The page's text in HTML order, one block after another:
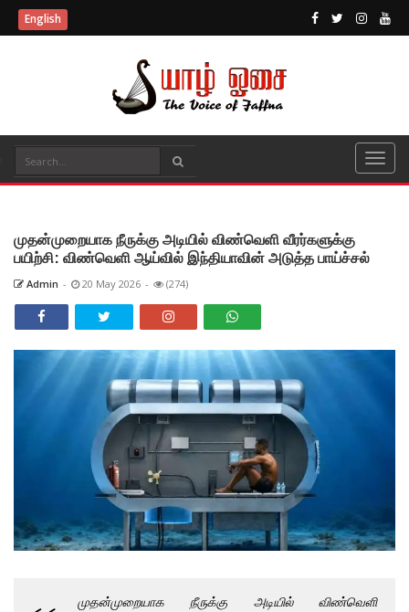
English
முதன்முறையாக நீருக்கு அடியில் விண்வெளி வீரர்களுக்கு
பயிற்சி: விண்வெளி ஆய்வில் இந்தியாவின் அடுத்த பாய்ச்சல்
Admin - 20 May 2026 - (274)
முதன்முறையாக நீருக்கு அடியில் விண்வெளி